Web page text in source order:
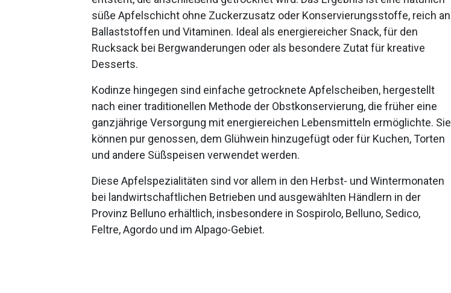
süße Apfelschicht ohne Zuckerzusatz oder Konservierungsstoffe, reich an
Ballaststoffen und Vitaminen. Ideal als energiereicher Snack, für den
Rucksack bei Bergwanderungen oder als besondere Zutat für kreative
Desserts.
Kodinze hingegen sind einfache getrocknete Apfelscheiben, hergestellt
nach einer traditionellen Methode der Obstkonservierung, die früher eine
ganzjährige Versorgung mit energiereichen Lebensmitteln ermöglichte. Sie
können pur genossen, dem Glühwein hinzugefügt oder für Kuchen, Torten
und andere Süßspeisen verwendet werden.
Diese Apfelspezialitäten sind vor allem in den Herbst- und Wintermonaten
bei landwirtschaftlichen Betrieben und ausgewählten Händlern in der
Provinz Belluno erhältlich, insbesondere in Sospirolo, Belluno, Sedico,
Feltre, Agordo und im Alpago-Gebiet.